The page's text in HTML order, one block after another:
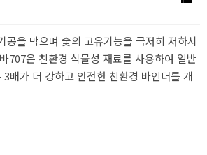
공을 막으며 숯의 고유기능을 극저히 저하시
707은 친환경 식물성 재료를 사용하여 일반
배가 더 강하고 안전한 친환경 바인더를 개